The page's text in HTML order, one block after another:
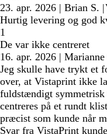
23. apr. 2026 | Brian S. |
Hurtig levering og god
1
De var ikke centreret
16. apr. 2026 | Marianne
Jeg skulle have trykt et
over, at Vistaprint ikke
fuldstændigt
centreres på et rundt
præcist som kunde når
Svar fra VistaPrint